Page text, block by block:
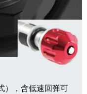
），含低速回弹可